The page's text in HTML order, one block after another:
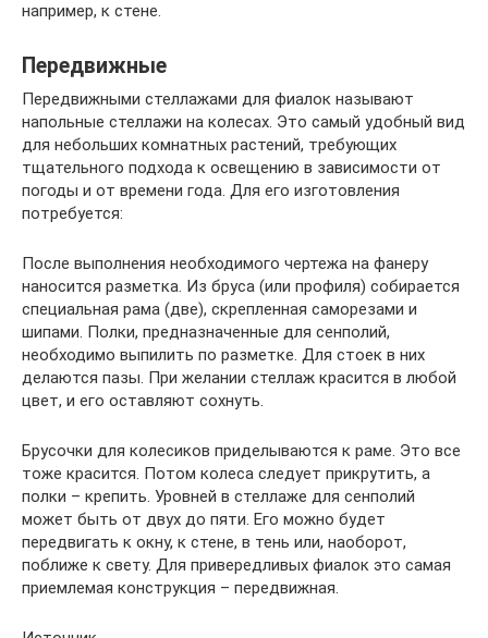
например, к стене.
Передвижные
Передвижными стеллажами для фиалок называют
напольные стеллажи на колесах. Это самый удобный вид
для небольших комнатных растений, требующих
тщательного подхода к освещению в зависимости от
погоды и от времени года. Для его изготовления
потребуется:
После выполнения необходимого чертежа на фанеру
наносится разметка. Из бруса (или профиля) собирается
специальная рама (две), скрепленная саморезами и
шипами. Полки, предназначенные для сенполий,
необходимо выпилить по разметке. Для стоек в них
делаются пазы. При желании стеллаж красится в любой
цвет, и его оставляют сохнуть.
Брусочки для колесиков приделываются к раме. Это все
тоже красится. Потом колеса следует прикрутить, а
полки – крепить. Уровней в стеллаже для сенполий
может быть от двух до пяти. Его можно будет
передвигать к окну, к стене, в тень или, наоборот,
поближе к свету. Для привередливых фиалок это самая
приемлемая конструкция – передвижная.